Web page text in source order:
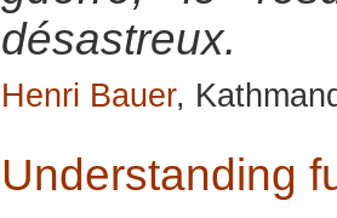
désastreux.
Henri Bauer,
Understanding